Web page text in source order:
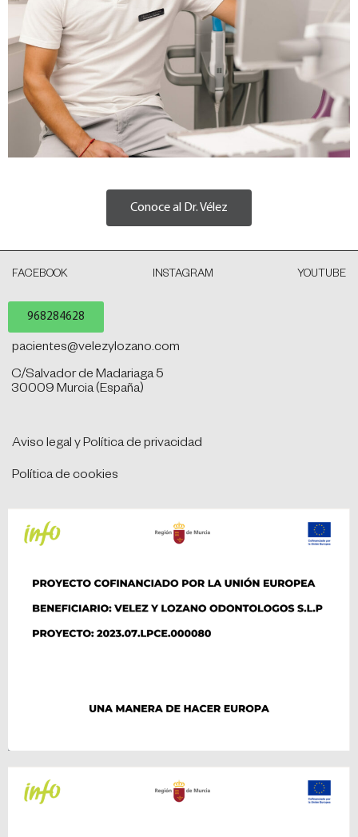
Conoce al Dr. Vélez
FACEBOOK INSTAGRAM YOUTUBE
968284628
pacientes@velezylozano.com
C/Salvador de Madariaga 5
30009 Murcia (España)
Aviso legal y Política de privacidad
Política de cookies